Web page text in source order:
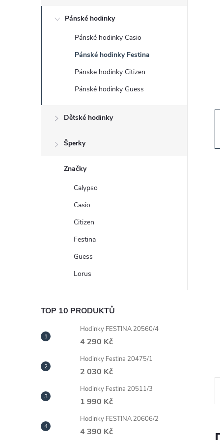
n
Pánské hodinky
Pánské hodinky Casio
Pánské hodinky Festina
Pánske hodinky Citizen
Pánské hodinky Guess
Dětské hodinky
Šperky
Značky
Calypso
Casio
Citizen
Festina
Guess
Lorus
TOP 10 PRODUKTŮ
Hodinky FESTINA 20560/4
4 290 Kč
Hodinky Festina 20475/1
2 030 Kč
Hodinky Festina 20511/3
1 990 Kč
Hodinky FESTINA 20606/2
4 390 Kč